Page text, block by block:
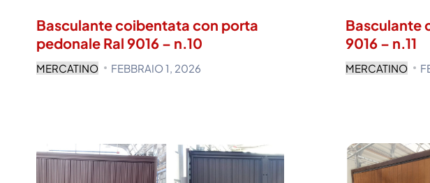
Basculante coibentata con porta
pedonale Ral 9016 – n.10
MERCATINO FEBBRAIO 1, 2026
Basculante
9016 – n.11
MERCATINO